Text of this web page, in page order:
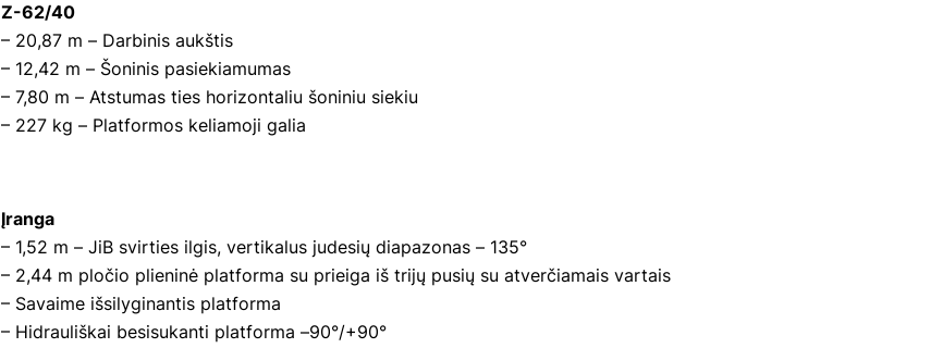
Z-62/40
– 20,87 m – Darbinis aukštis
– 12,42 m – Šoninis pasiekiamumas
– 7,80 m – Atstumas ties horizontaliu šoniniu siekiu
– 227 kg – Platformos keliamoji galia
Įranga
– 1,52 m – JiB svirties ilgis, vertikalus judesių diapazonas – 135°
– 2,44 m pločio plieninė platforma su prieiga iš trijų pusių su atverčiamais vartais
– Savaime išsilyginantis platforma
– Hidrauliškai besisukanti platforma –90°/+90°